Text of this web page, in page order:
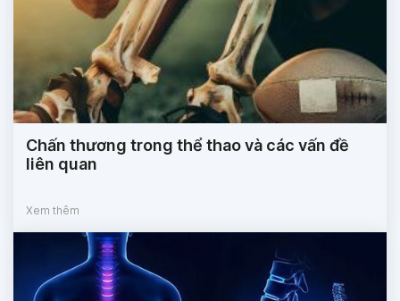
Chấn thương trong thể thao và các vấn đề
liên quan
Xem thêm